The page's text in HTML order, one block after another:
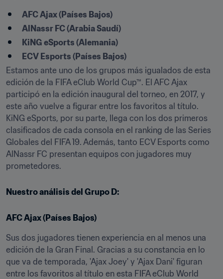
AFC Ajax (Países Bajos)
AlNassr FC (Arabia Saudí)
KiNG eSports (Alemania)
ECV Esports (Países Bajos)
Estamos ante uno de los grupos más igualados de esta
edición de la FIFA eClub World Cup™. El AFC Ajax
participó en la edición inaugural del torneo, en 2017, y
este año vuelve a figurar entre los favoritos al título.
KiNG eSports, por su parte, llega con los dos primeros
clasificados de cada consola en el ranking de las Series
Globales del FIFA 19. Además, tanto ECV Esports como
AlNassr FC presentan equipos con jugadores muy
prometedores.
Nuestro análisis del Grupo D:
AFC Ajax (Países Bajos)
Sus dos jugadores tienen experiencia en al menos una
edición de la Gran Final. Gracias a su constancia en lo
que va de temporada, 'Ajax Joey' y 'Ajax Dani' figuran
entre los favoritos al título en esta FIFA eClub World